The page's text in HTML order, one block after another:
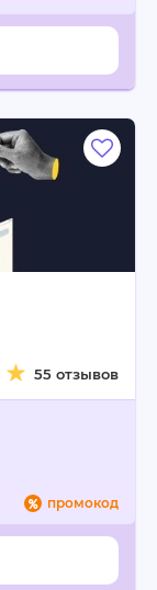
55 отзывов
промокод